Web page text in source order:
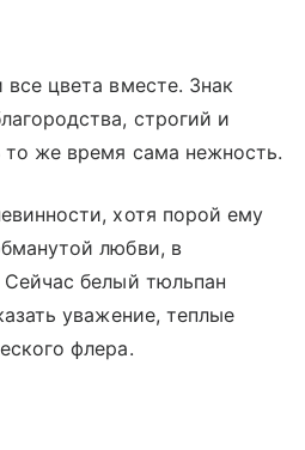
цвета вместе. Знак
строгий и
же время сама нежность.
хотя порой ему
любви, в
Сейчас белый тюльпан
уважение, теплые
флера.